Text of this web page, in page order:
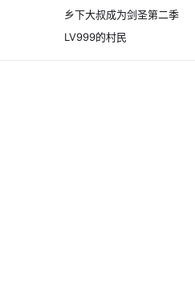
乡下大叔成为剑圣第二季
LV999的村民